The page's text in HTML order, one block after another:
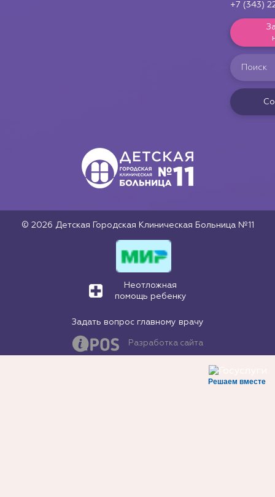
+7 (343)
© 2026 Детская Городская Клиническая Больница №11
Неотложная
помощь ребенку
Задать вопрос главному врачу
Разработка сайта
Решаем вместе